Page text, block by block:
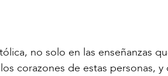
no solo en las enseñanzas
corazones de estas personas, y